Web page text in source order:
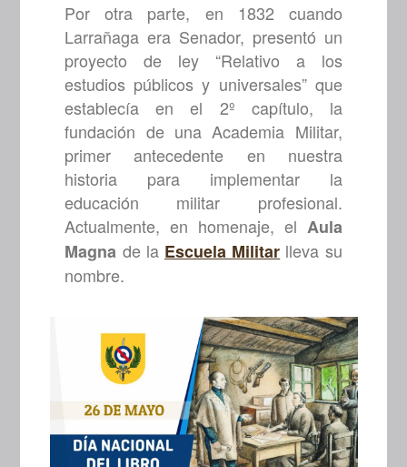
Por otra parte, en 1832 cuando
Larrañaga era Senador, presentó un
proyecto de ley “Relativo a los
estudios públicos y universales” que
establecía en el 2º capítulo, la
fundación de una Academia Militar,
primer antecedente en nuestra
historia para implementar la
educación militar profesional.
Actualmente, en homenaje, el Aula
Magna de la Escuela Militar lleva su
nombre.